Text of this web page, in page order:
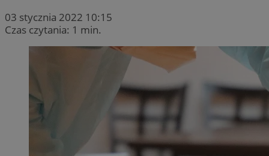
03 stycznia 2022 10:15
Czas czytania: 1 min.